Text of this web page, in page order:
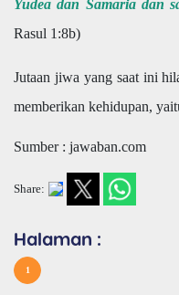
Yudea dan Samaria dan
Rasul 1:8b)
Jutaan jiwa yang saat ini
memberikan kehidupan,
Sumber : jawaban.com
Share:
Halaman :
1